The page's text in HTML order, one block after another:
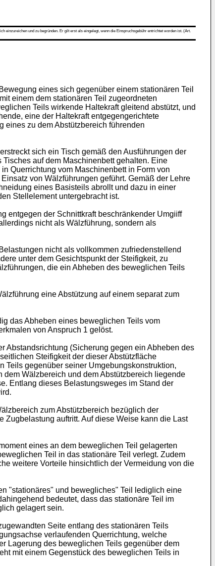
einzureichen und zu begründen. Er gilt erst als eingelegt, wenn die Einspruchsgebühr entrichtet worden ist. (Art.
eines sich gegenüber einem stationären Teil
einem dem stationären Teil zugeordneten
Teils wirkende Haltekraft gleitend abstützt, und
eine der Haltekraft entgegengerichtete
eines zu dem Abstützbereich führenden
sich ein Tisch gemäß den Ausführungen der
auf dem Maschinenbett gehalten. Eine
Querrichtung vom Maschinenbett in Form von
von Wälzführungen geführt. Gemäß der Lehre
eines Basisteils abrollt und dazu in einer
Stellelement untergebracht ist.
entgegen der Schnittkraft beschränkender Umgiiff
nicht als Wälzführung, sondern als
nicht als vollkommen zufriedenstellend
unter dem Gesichtspunkt der Steifigkeit, zu
die ein Abheben des beweglichen Teils
eine Abstützung auf einem separat zum
das Abheben eines beweglichen Teils vom
von Anspruch 1 gelöst.
Abstandsrichtung (Sicherung gegen ein Abheben des
Steifigkeit der dieser Abstützfläche
Teils gegenüber seiner Umgebungskonstruktion,
Wälzbereich und dem Abstützbereich liegende
Entlang dieses Belastungsweges im Stand der
zum Abstützbereich bezüglich der
auftritt. Auf diese Weise kann die Last
eines an dem beweglichen Teil gelagerten
Teil in das stationäre Teil verlegt. Zudem
weitere Vorteile hinsichtlich der Vermeidung von die
"stationäres" und bewegliches" Teil lediglich eine
bedeutet, dass das stationäre Teil im
gelagert sein.
Seite entlang des stationären Teils
verlaufenden Querrichtung, welche
Lagerung des beweglichen Teils gegenüber dem
mit einem Gegenstück des beweglichen Teils in